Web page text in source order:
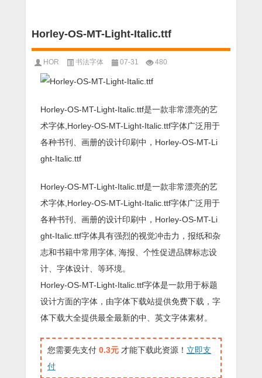
Horley-OS-MT-Light-Italic.ttf
HOR 书法字体 07-31 480
Horley-OS-MT-Light-Italic.ttf是一款非常漂亮的艺
术字体,Horley-OS-MT-Light-Italic.ttf字体广泛用于
各种书刊、画册的设计印刷中，Horley-OS-MT-Li
ght-Italic.ttf
Horley-OS-MT-Light-Italic.ttf是一款非常漂亮的艺
术字体,Horley-OS-MT-Light-Italic.ttf字体广泛用于
各种书刊、画册的设计印刷中，Horley-OS-MT-Li
ght-Italic.ttf字体具有强烈的视觉冲击力，报纸和杂
志和书籍中常用字体, 海报、个性促进品牌标志设
计、字体设计、等环境。
Horley-OS-MT-Light-Italic.ttf字体是一款用于标题
设计方面的字体，由字体下载站提供免费下载，字
体下载大全提供最全最新的中、英文字体素材。
您需要先支付 0.3元 才能下载此资源！ 立即支
付